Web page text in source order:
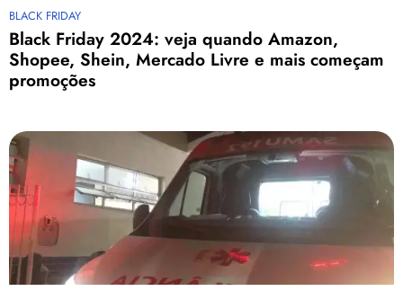
BLACK FRIDAY
Black Friday 2024: veja quando Amazon,
Shopee, Shein, Mercado Livre e mais começam
promoções